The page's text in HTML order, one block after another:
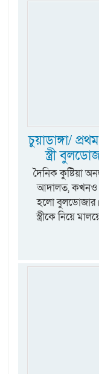
চুয়াডাঙ্গা/
স্ত্রী
দৈনিক কুষ্টিয়া
আদালত, কখনও
হলো বুলডোজার।
স্ত্রীকে নিয়ে